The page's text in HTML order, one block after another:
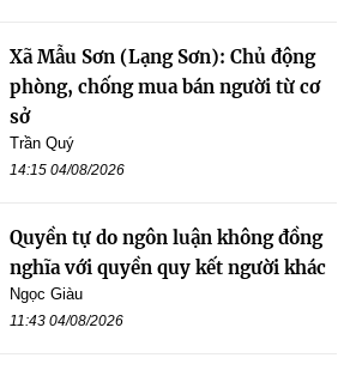
Xã Mẫu Sơn (Lạng Sơn): Chủ động
phòng, chống mua bán người từ cơ
sở
Trần Quý
14:15 04/08/2026
Quyền tự do ngôn luận không đồng
nghĩa với quyền quy kết người khác
Ngọc Giàu
11:43 04/08/2026